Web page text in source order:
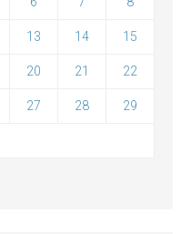
13 14 15
20 21 22
27 28 29